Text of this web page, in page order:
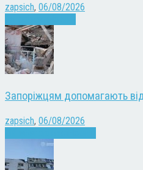
zapsich, 06/08/2026
Запоріжцям допомагають
zapsich, 06/08/2026